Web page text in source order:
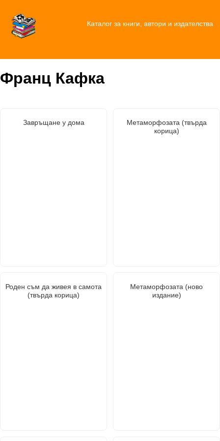
Каталог за книги, автори и издателства
Франц Кафка
Завръщане у дома
Метаморфозата (твърда
корица)
Роден съм да живея в самота
(твърда корица)
Метаморфозата (ново
издание)